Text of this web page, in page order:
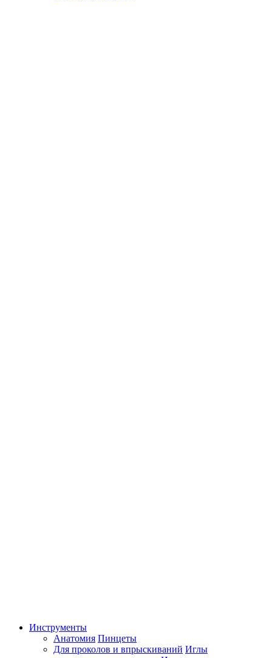
Инструменты
Анатомия Пинцеты
Для проколов и впрыскиваний Иглы